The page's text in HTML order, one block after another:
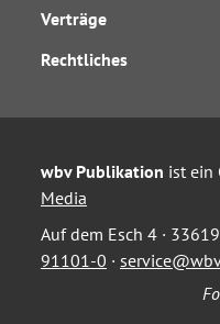
Verträge
Rechtliches
wbv Publikation ist ein
Media
Auf dem Esch 4 ·
91101-0 ·